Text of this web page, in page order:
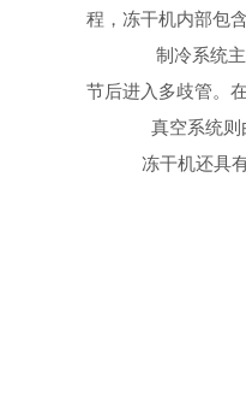
程，冻干机内部包
制冷系统主
节后进入多歧管。
真空系统则
冻干机还具